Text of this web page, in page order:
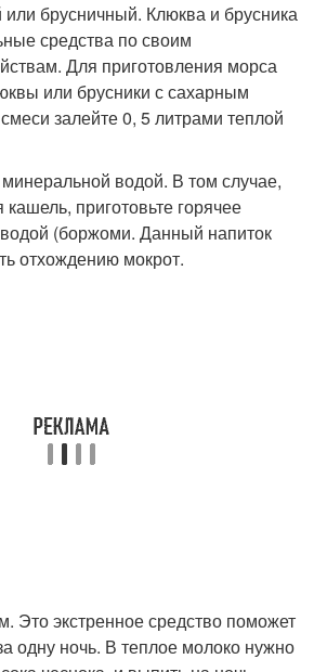
брусничный. Клюква и брусника
средства по своим
Для приготовления морса
или брусники с сахарным
залейте 0, 5 литрами теплой
водой. В том случае,
приготовьте горячее
(боржоми. Данный напиток
отхождению мокрот.
Это экстренное средство поможет
одну ночь. В теплое молоко нужно